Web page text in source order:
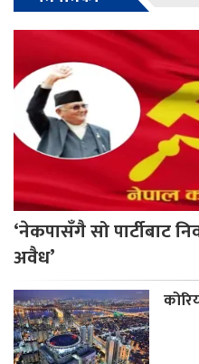
‘नेकपासँगै सो पार्टीबाट
अवैध’